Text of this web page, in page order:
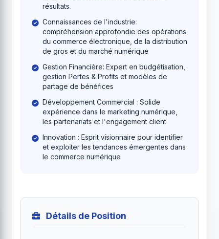
résultats.
Connaissances de l'industrie:
compréhension approfondie des opérations
du commerce électronique, de la distribution
de gros et du marché numérique
Gestion Financière: Expert en budgétisation,
gestion Pertes & Profits et modèles de
partage de bénéfices
Développement Commercial : Solide
expérience dans le marketing numérique,
les partenariats et l'engagement client
Innovation : Esprit visionnaire pour identifier
et exploiter les tendances émergentes dans
le commerce numérique
Détails de Position